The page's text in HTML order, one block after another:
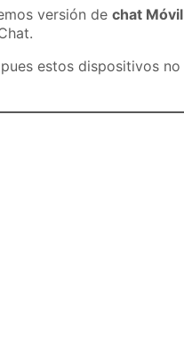
versión dechat Móvil
estos dispositivos no